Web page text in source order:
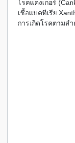
โรคแคงเกอร์
เชื้อแบคทีเรีย
การเกิดโรคตามล